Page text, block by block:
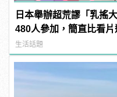
日本舉辦超荒謬「乳搖
480人參加，簡直比看
manfashion這樣變型男
生活話題